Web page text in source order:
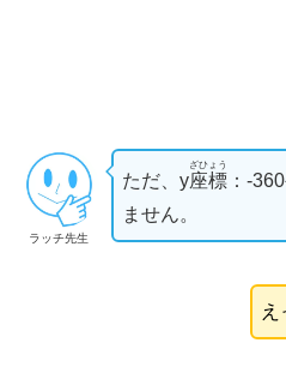
ラッチ先生
ただ、y座標
ざひょう
：-
ません。
え